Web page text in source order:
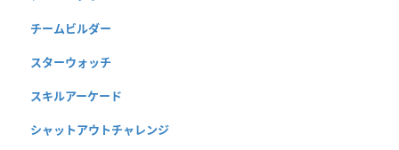
チームビルダー
スターウォッチ
スキルアーケード
シャットアウトチャレンジ